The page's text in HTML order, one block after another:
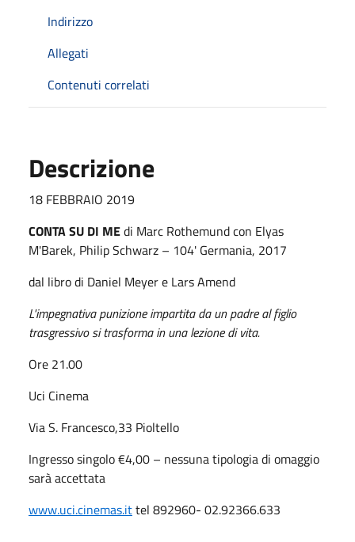
Indirizzo
Allegati
Contenuti correlati
Descrizione
18 FEBBRAIO 2019
CONTA SU DI MEdi Marc Rothemund con Elyas
M'Barek, Philip Schwarz – 104' Germania, 2017
dal libro di Daniel Meyer e Lars Amend
L'impegnativa punizione impartita da un padre al figlio
trasgressivo si trasforma in una lezione di vita.
Ore 21.00
Uci Cinema
Via S. Francesco,33 Pioltello
Ingresso singolo €4,00 – nessuna tipologia di omaggio
sarà accettata
www.uci.cinemas.ittel 892960- 02.92366.633